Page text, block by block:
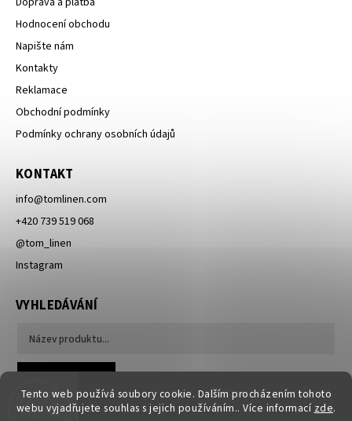
Tento web používá soubory cookie. Dalším procházením tohoto
webu vyjadřujete souhlas s jejich používáním.. Více informací zde.
Hodnocení obchodu
Napište nám
Kontakty
Reklamace
Obchodní podmínky
Podmínky ochrany osobních údajů
KONTAKT
info@tomlinen.com
+420 739 519 068
@tom_linen
Instagram
VYHLEDÁVÁNÍ